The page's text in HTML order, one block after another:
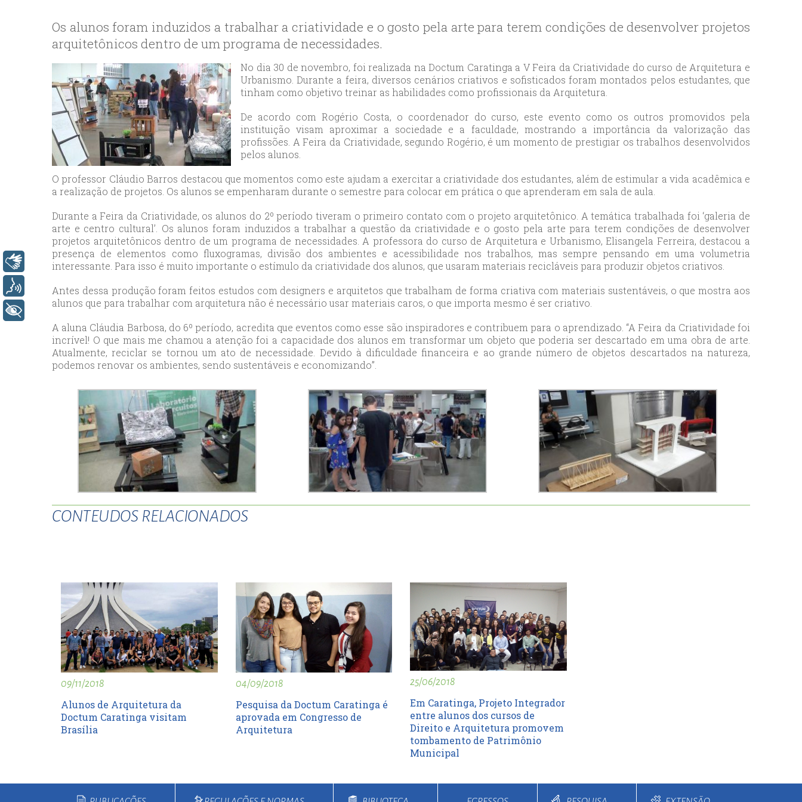
avcılar
escort
bagcılar
escort
beylikduzu
bahcesehir
escort
umraniye
atasehirescort
escort
esenyurt
escort
istanbul
istanbul
Os alunos foram induzidos a trabalhar a criatividade e o gosto pela arte para terem condições de desenvolver projetos
arquitetônicos dentro de um programa de necessidades.
No dia 30 de novembro, foi realizada na Doctum Caratinga a V Feira da Criatividade do curso de Arquitetura e
Urbanismo. Durante a feira, diversos cenários criativos e sofisticados foram montados pelos estudantes, que
tinham como objetivo treinar as habilidades como profissionais da Arquitetura.
De acordo com Rogério Costa, o coordenador do curso, este evento como os outros promovidos pela
instituição visam aproximar a sociedade e a faculdade, mostrando a importância da valorização das
profissões. A Feira da Criatividade, segundo Rogério, é um momento de prestigiar os trabalhos desenvolvidos
pelos alunos.
O professor Cláudio Barros destacou que momentos como este ajudam a exercitar a criatividade dos estudantes, além de estimular a vida acadêmica e
a realização de projetos. Os alunos se empenharam durante o semestre para colocar em prática o que aprenderam em sala de aula.
Durante a Feira da Criatividade, os alunos do 2º período tiveram o primeiro contato com o projeto arquitetônico. A temática trabalhada foi ‘galeria de
arte e centro cultural’. Os alunos foram induzidos a trabalhar a questão da criatividade e o gosto pela arte para terem condições de desenvolver
projetos arquitetônicos dentro de um programa de necessidades. A professora do curso de Arquitetura e Urbanismo, Elisangela Ferreira, destacou a
presença de elementos como fluxogramas, divisão dos ambientes e acessibilidade nos trabalhos, mas sempre pensando em uma volumetria
interessante. Para isso é muito importante o estímulo da criatividade dos alunos, que usaram materiais recicláveis para produzir objetos criativos.
Antes dessa produção foram feitos estudos com designers e arquitetos que trabalham de forma criativa com materiais sustentáveis, o que mostra aos
alunos que para trabalhar com arquitetura não é necessário usar materiais caros, o que importa mesmo é ser criativo.
A aluna Cláudia Barbosa, do 6º período, acredita que eventos como esse são inspiradores e contribuem para o aprendizado. “A Feira da Criatividade foi
incrível! O que mais me chamou a atenção foi a capacidade dos alunos em transformar um objeto que poderia ser descartado em uma obra de arte.
Atualmente, reciclar se tornou um ato de necessidade. Devido à dificuldade financeira e ao grande número de objetos descartados na natureza,
podemos renovar os ambientes, sendo sustentáveis e economizando”.
CONTEUDOS RELACIONADOS
09/11/2018
Alunos de Arquitetura da
Doctum Caratinga visitam
Brasília
04/09/2018
Pesquisa da Doctum Caratinga é
aprovada em Congresso de
Arquitetura
25/06/2018
Em Caratinga, Projeto Integrador
entre alunos dos cursos de
Direito e Arquitetura promovem
tombamento de Patrimônio
Municipal
Libras
+ Acessibilidade